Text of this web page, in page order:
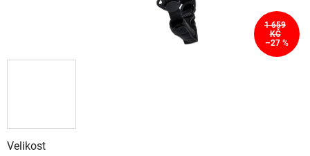
Velikost
1 659
KČ
–27 %